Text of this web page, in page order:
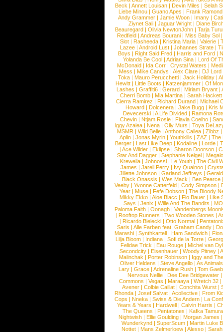
Beck |Annett Louisan |Devin Miles |Selah
Liebe Minou |Guano Apes |Frank Ramond
Andy Grammer |Jamie Woon | Imany |
Ziynet Sali |Jaguar Wright |Diane
Beauregard |Olivia NewtonJohn |Tarja
Redfield | Andreas Bourani | Miss Baby Sol
Slot | Rasheeda | Kristina Maria | Valerie |
Lazee | Android Lust | Johannes Strate |
Boys | Right Said Fred | Harris and Ford |
Yolanda Be Cool |Adrian Sina |Lord Of
McDonald | Ida Corr |Crystal Waters |
Mess | Mike Candys | Alex Clare | DJ Lord
Toka | Mauro Perucchetti | Jack Holiday |
Hewitt |Little Boots |Katzenjammer |Of
Lashes |Graffiti6 |Gerard |Miriam Bryant |
Cherri Bomb | Mia Martina | Sarah Hackett
Cierra Ramirez | Richard Durand | Michael
Howard |Dolcenera |Jake Bugg |Kris
Devecerski |A Life Divided |Ramona
Chevin |Ntjam Rosie |Flavia Coelho |
Iggy Azalea | Nena | Olly Murs | Toya
MSMR |Wild Belle |Anthony Callea |Zibbz
Aplin | Jonas Myrin | Youthkills | ZAZ | The
Berger |Last Like Deep |Kodaline |Lorde |
|Ace Wilder |Eklipse |Sharon Doorson |
Star And Dagger | Stephanie Neigel |
Krewella | Johnossi | Le Youth | The Civil
James | Jarell Perry | Ivy Quainoo |
Jillette Johnson | Garland Jeffreys |
Black Onassis | Wes Mack | Ben Pearce
Veeby | Yvonne Catterfeld | Cody Simpson |
Year |Muse |Fefe Dobson |The Bloody
Mikky Ekko | Aloe Blacc | Flo Bauer | Like
Says | Jenix | Wille And The Bandits | MO
Paloma Faith |Oonagh |Vandenbergs
|Rooftop Runners |Two Wooden Stones |
| Ricardo Bielecki | Otto Normal |
Saris | Alle Farben feat. Graham Candy |
Marashi | Synthkartell | Ham Sandwich |
Lilja Bloom | Indiana | Sofi de la Torre |
Felidae Trick | Eau Rouge | Michel van
Secondcity |Eisenhauer |Woody Pitney |
Malinchak |Porter Robinson | Iggy and
Oliver Heldens |Steve Angello |As Animals
Lary | Grace | Adrenaline Rush | Tom
Nervous Nellie | Dee Dee Bridgewater |
Commons |Vegas |Maraaya |Wretch 32 |
Avener | Colbie Caillat | Conchita Wurst |
Rhonda | Josef Salvat | Acollective | From
Cops | Nneka | Swiss & Die Andern | La
Years & Years |Hardwell |Calvin Harris |
The Queens | Pentatones | Kafka Tamura
Nightwish |Ellie Goulding |Morgan James
Wunderkynd | SuperScum | Martin Luke
Nottet |Mans Zelmerloew |Alesso |